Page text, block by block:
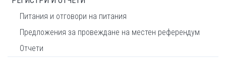
Питания и отговори на питания
Предложения за провеждане на местен референдум
Отчети